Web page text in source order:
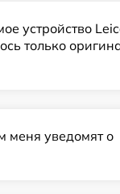
устройство
только
меня уведомят о